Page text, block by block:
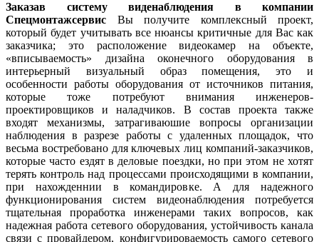
Заказав систему виденаблюдения в компании
Спецмонтажсервиc Вы получите комплексный проект,
который будет учитывать все нюансы критичные для Вас как
заказчика; это расположение видеокамер на объекте,
«вписываемость» дизайна оконечного оборудования в
интерьерный визуальный образ помещения, это и
особенности работы оборудования от источников питания,
которые тоже потребуют внимания инженеров-
проектировщиков и наладчиков. В состав проекта также
входят механизмы, затрагиваюшие вопросы организации
наблюдения в разрезе работы с удаленных площадок, что
весьма востребовано для ключевых лиц компаний-заказчиков,
которые часто ездят в деловые поездки, но при этом не хотят
терять контроль над процессами происходящими в компании,
при нахожденнии в командировке. А для надежного
функционирования систем видеонаблюдения потребуется
тщательная проработка инженерами таких вопросов, как
надежная работа сетевого оборудования, устойчивость канала
связи с провайдером, конфигурироваемость самого сетевого